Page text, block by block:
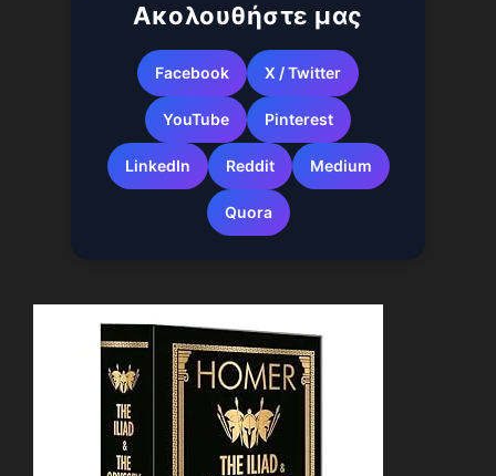
Ακολουθήστε μας
Facebook X / Twitter
YouTube Pinterest
LinkedIn Reddit Medium
Quora